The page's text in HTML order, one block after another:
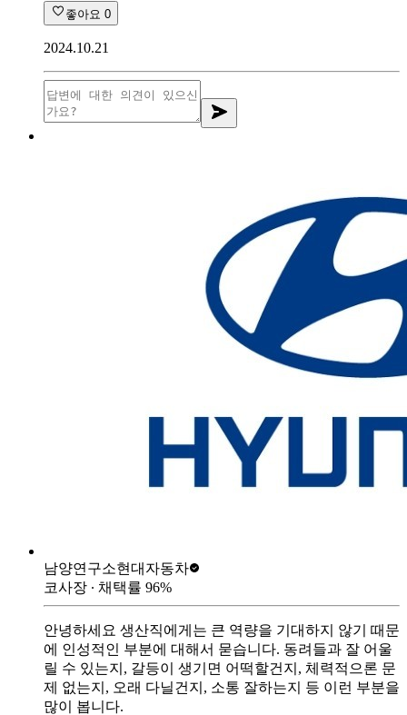
좋아요 0
2024.10.21
남양연구소현대자동차
코사장 ∙ 채택률 96%
안녕하세요 생산직에게는 큰 역량을 기대하지 않기 때문
에 인성적인 부분에 대해서 묻습니다. 동려들과 잘 어울
릴 수 있는지, 갈등이 생기면 어떡할건지, 체력적으론 문
제 없는지, 오래 다닐건지, 소통 잘하는지 등 이런 부분을
많이 봅니다.